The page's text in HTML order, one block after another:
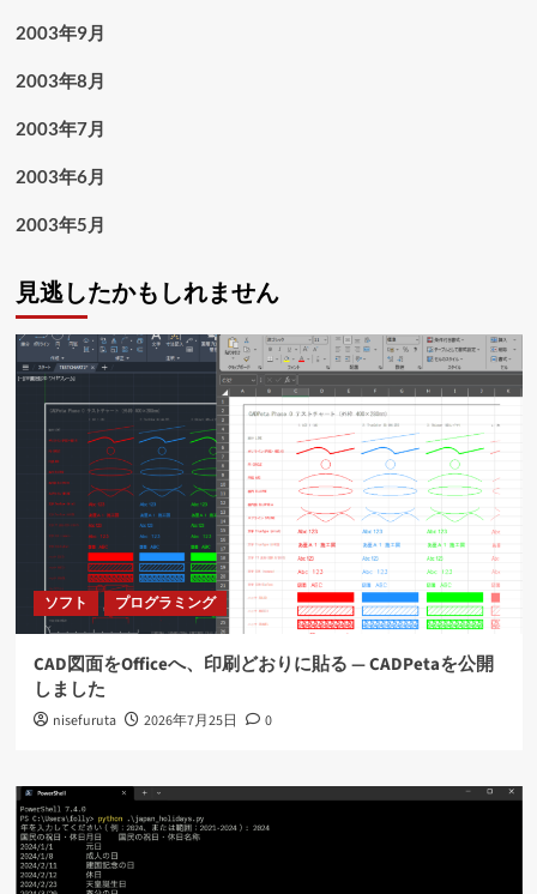
2003年9月
2003年8月
2003年7月
2003年6月
2003年5月
見逃したかもしれません
ソフト プログラミング
CAD図面をOfficeへ、印刷どおりに貼る ― CADPetaを公開
しました
nisefuruta 2026年7月25日 0